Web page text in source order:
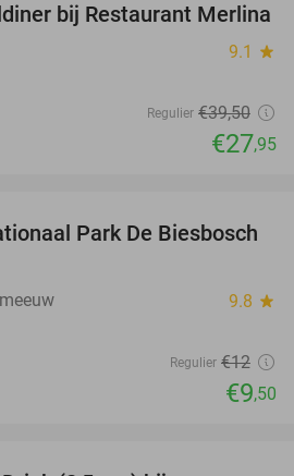
29%
bij Restaurant Merlina
9.1 star
Regulier €39,50
€27,95
21%
Park De Biesbosch
9.8 star
Regulier €12
€9,50